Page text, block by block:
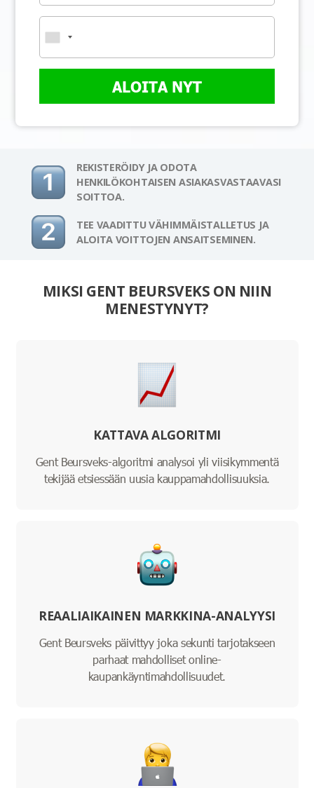
ALOITA NYT
REKISTERÖIDY JA ODOTA
HENKILÖKOHTAISEN ASIAKASVASTAAVASI
SOITTOA.
TEE VAADITTU VÄHIMMÄISTALLETUS JA
ALOITA VOITTOJEN ANSAITSEMINEN.
MIKSI GENT BEURSVEKS ON NIIN
MENESTYNYT?
KATTAVA ALGORITMI
Gent Beursveks-algoritmi analysoi yli viisikymmentä
tekijää etsiessään uusia kauppamahdollisuuksia.
REAALIAIKAINEN MARKKINA-ANALYYSI
Gent Beursveks päivittyy joka sekunti tarjotakseen
parhaat mahdolliset online-
kaupankäyntimahdollisuudet.